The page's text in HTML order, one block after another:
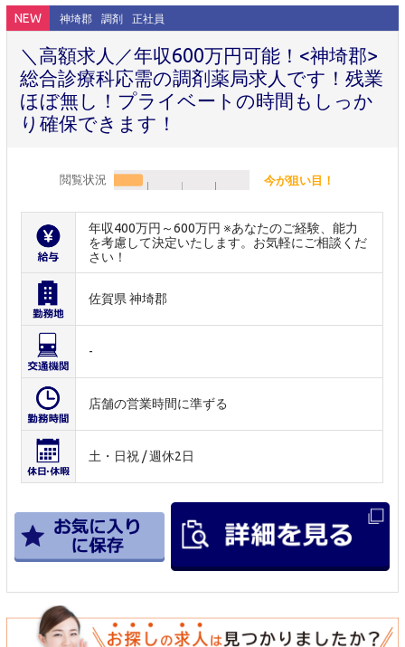
NEW 神埼郡 調剤 正社員
＼高額求人／年収600万円可能！<神埼郡>
総合診療科応需の調剤薬局求人です！残業
ほぼ無し！プライベートの時間もしっか
り確保できます！
閲覧状況 今が狙い目！
年収400万円～600万円 ※あなたのご経験、能力
を考慮して決定いたします。お気軽にご相談くだ
さい！
佐賀県 神埼郡
-
店舗の営業時間に準ずる
土・日祝 / 週休2日